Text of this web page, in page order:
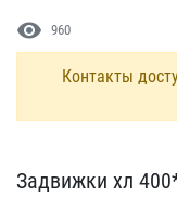
visibility 960
Контакты
Задвижки хл